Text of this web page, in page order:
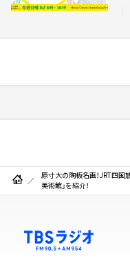
原寸大の陶板名画！JRT四
美術館」を紹介！